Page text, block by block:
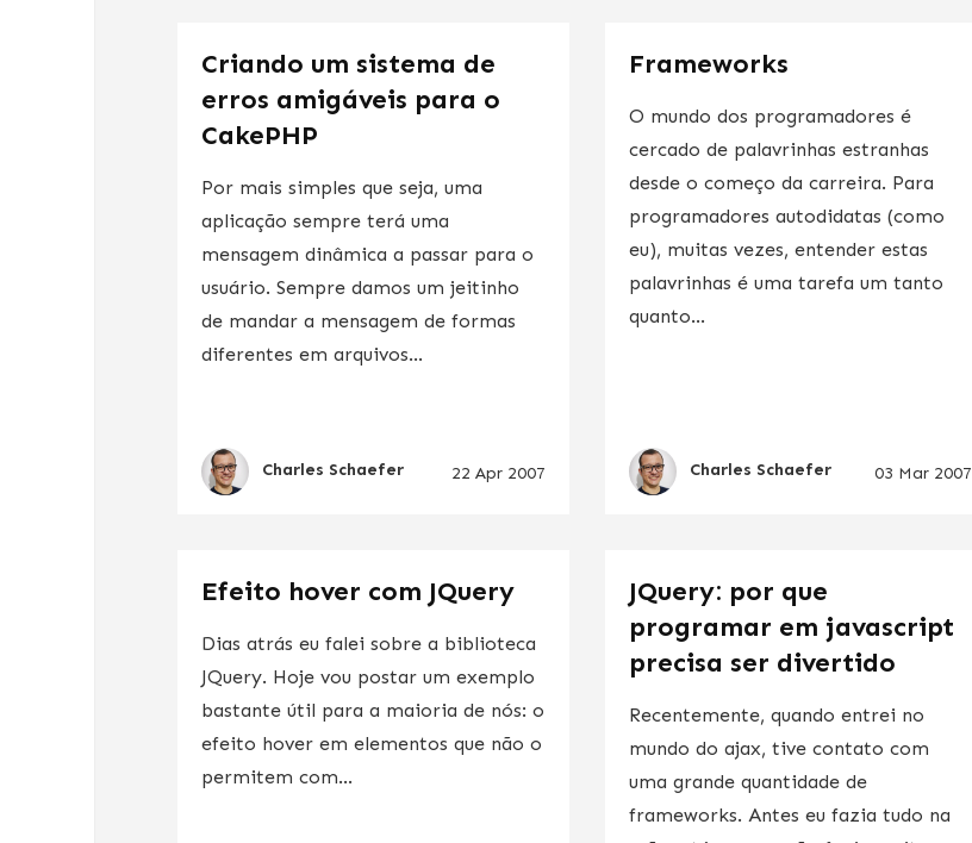
Criando um sistema de
erros amigáveis para o
CakePHP
Por mais simples que seja, uma
aplicação sempre terá uma
mensagem dinâmica a passar para o
usuário. Sempre damos um jeitinho
de mandar a mensagem de formas
diferentes em arquivos...
Charles Schaefer 22 Apr 2007
Frameworks
O mundo dos programadores é
cercado de palavrinhas estranhas
desde o começo da carreira. Para
programadores autodidatas (como
eu), muitas vezes, entender estas
palavrinhas é uma tarefa um tanto
quanto...
Charles Schaefer 03 Mar 2007
Efeito hover com JQuery
Dias atrás eu falei sobre a biblioteca
JQuery. Hoje vou postar um exemplo
bastante útil para a maioria de nós: o
efeito hover em elementos que não o
permitem com...
JQuery: por que
programar em javascript
precisa ser divertido
Recentemente, quando entrei no
mundo do ajax, tive contato com
uma grande quantidade de
frameworks. Antes eu fazia tudo na